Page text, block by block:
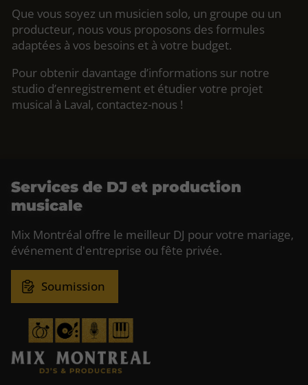
Que vous soyez un musicien solo, un groupe ou un
producteur, nous vous proposons des formules
adaptées à vos besoins et à votre budget.
Pour obtenir davantage d’informations sur notre
studio d’enregistrement et étudier votre projet
musical à Laval, contactez-nous !
Services de DJ et production
musicale
Mix Montréal offre le meilleur DJ pour votre mariage,
événement d'entreprise ou fête privée.
Soumission